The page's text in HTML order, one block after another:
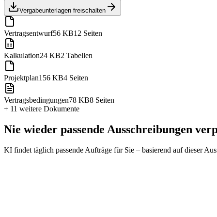
Vergabeunterlagen freischalten
Vertragsentwurf56 KB12 Seiten
Kalkulation24 KB2 Tabellen
Projektplan156 KB4 Seiten
Vertragsbedingungen78 KB8 Seiten
+ 11 weitere Dokumente
Nie wieder passende Ausschreibungen
KI findet täglich passende Aufträge für Sie – basierend auf dieser